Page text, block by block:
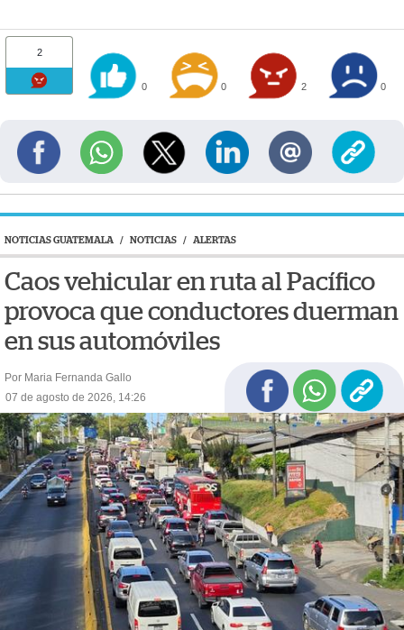
2
0 0 2 0
NOTICIAS GUATEMALA / NOTICIAS / ALERTAS
Caos vehicular en ruta al Pacífico
provoca que conductores duerman
en sus automóviles
Por Maria Fernanda Gallo
07 de agosto de 2026, 14:26